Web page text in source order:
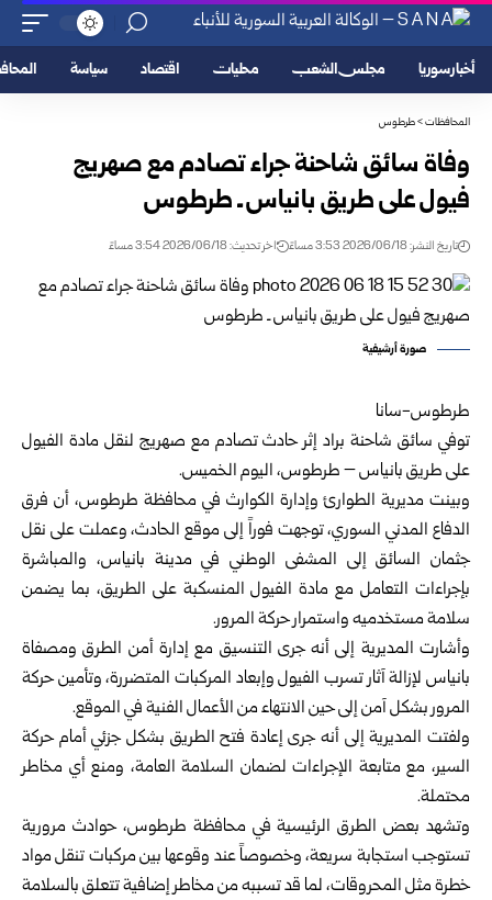
أخبار سوريا مجلس الشعب محليات اقتصاد سياسة
المحافظات>طرطوس
وفاة سائق شاحنة جراء تصادم مع صهريج
فيول على طريق بانياس ـ طرطوس
تاريخ النشر: 2026/06/18 3:53 مساءً اخر تحديث: 2026/06/18 3:54 مساءً
صورة أرشيفية
طرطوس-سانا‏
توفي سائق شاحنة براد إثر حادث تصادم مع صهريج لنقل مادة الفيول
على طريق بانياس – طرطوس، اليوم الخميس. ‏
وبينت مديرية الطوارئ وإدارة الكوارث في محافظة طرطوس، أن فرق
الدفاع المدني السوري، توجهت فوراً إلى موقع الحادث، ‏وعملت على نقل
جثمان السائق إلى المشفى الوطني في مدينة بانياس، والمباشرة
بإجراءات التعامل مع مادة الفيول المنسكبة على ‏الطريق، بما يضمن
سلامة مستخدميه واستمرار حركة المرور.‏
وأشارت المديرية إلى أنه جرى التنسيق مع إدارة أمن الطرق ومصفاة
بانياس لإزالة آثار تسرب الفيول وإبعاد المركبات المتضررة، ‏وتأمين حركة
المرور بشكل آمن إلى حين الانتهاء من الأعمال الفنية في الموقع.‏
ولفتت المديرية إلى أنه جرى إعادة فتح الطريق بشكل جزئي أمام حركة
السير، مع متابعة الإجراءات لضمان السلامة العامة، ومنع أي ‏مخاطر
محتملة.
وتشهد بعض الطرق الرئيسية في محافظة طرطوس، حوادث مرورية
تستوجب استجابة سريعة، وخصوصاً عند وقوعها بين مركبات ‏تنقل مواد
خطرة مثل المحروقات، لما قد تسببه من مخاطر إضافية تتعلق بالسلامة